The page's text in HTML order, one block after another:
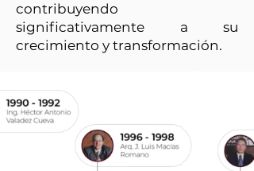
contribuyendo
significativamente a su
crecimiento y transformación.